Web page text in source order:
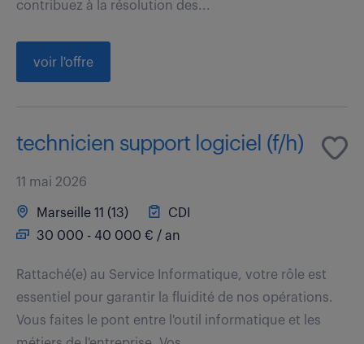
contribuez à la résolution des...
voir l'offre
technicien support logiciel (f/h)
11 mai 2026
Marseille 11 (13)
CDI
30 000 - 40 000 € / an
Rattaché(e) au Service Informatique, votre rôle est
essentiel pour garantir la fluidité de nos opérations.
Vous faites le pont entre l'outil informatique et les